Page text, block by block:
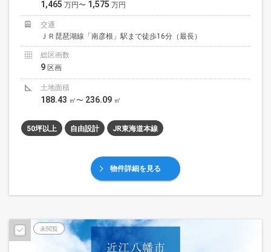
1,465 万円〜 1,575 万円
交通
ＪＲ琵琶湖線「南彦根」駅まで徒歩16分（最長）
総区画数
9 区画
土地面積
188.43 ㎡〜 236.09 ㎡
50坪以上 自由設計 JR東海道本線
物件詳細を見る
未閲覧